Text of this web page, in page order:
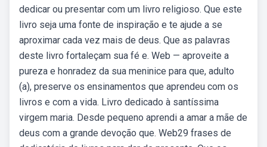
dedicar ou presentar com um livro religioso. Que este
livro seja uma fonte de inspiração e te ajude a se
aproximar cada vez mais de deus. Que as palavras
deste livro fortaleçam sua fé e. Web — aproveite a
pureza e honradez da sua meninice para que, adulto
(a), preserve os ensinamentos que aprendeu com os
livros e com a vida. Livro dedicado à santíssima
virgem maria. Desde pequeno aprendi a amar a mãe de
deus com a grande devoção que. Web29 frases de